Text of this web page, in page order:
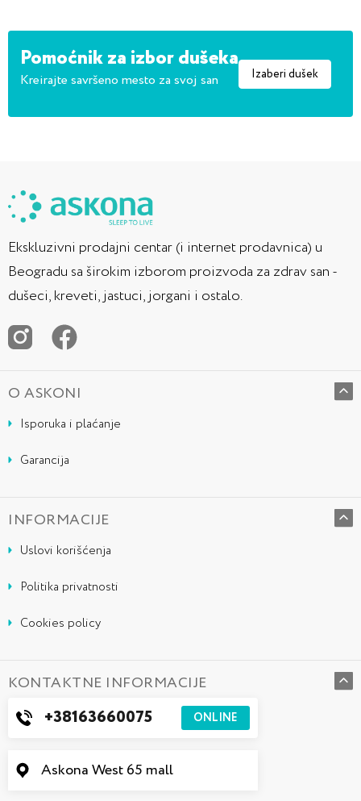
Pomoćnik za izbor dušeka
Kreirajte savršeno mesto za svoj san Izaberi dušek
Ekskluzivni prodajni centar (i internet prodavnica) u
Beogradu sa širokim izborom proizvoda za zdrav san -
dušeci, kreveti, jastuci, jorgani i ostalo.
O ASKONI
Isporuka i plaćanje
Garancija
INFORMACIJE
Uslovi korišćenja
Politika privatnosti
Cookies policy
KONTAKTNE INFORMACIJE
+38163660075 ONLINE
Askona West 65 mall